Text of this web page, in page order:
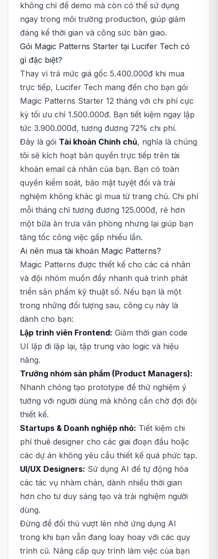
không chỉ để demo mà còn có thể sử dụng
ngay trong môi trường production, giúp giảm
đáng kể thời gian và công sức bàn giao.
Gói Magic Patterns Starter tại Lucifer Tech có
gì đặc biệt?
Thay vì trả mức giá gốc 5.400.000đ khi mua
trực tiếp, Lucifer Tech mang đến cho bạn gói
Magic Patterns Starter 12 tháng với chi phí cực
kỳ tối ưu chỉ 1.500.000đ. Bạn tiết kiệm ngay lập
tức 3.900.000đ, tương đương 72% chi phí.
Đây là gói Tài khoản Chính chủ, nghĩa là chúng
tôi sẽ kích hoạt bản quyền trực tiếp trên tài
khoản email cá nhân của bạn. Bạn có toàn
quyền kiểm soát, bảo mật tuyệt đối và trải
nghiệm không khác gì mua từ trang chủ. Chi phí
mỗi tháng chỉ tương đương 125.000đ, rẻ hơn
một bữa ăn trưa văn phòng nhưng lại giúp bạn
tăng tốc công việc gấp nhiều lần.
Ai nên mua tài khoản Magic Patterns?
Magic Patterns được thiết kế cho các cá nhân
và đội nhóm muốn đẩy nhanh quá trình phát
triển sản phẩm kỹ thuật số. Nếu bạn là một
trong những đối tượng sau, công cụ này là
dành cho bạn:
Lập trình viên Frontend: Giảm thời gian code
UI lặp đi lặp lại, tập trung vào logic và hiệu
năng.
Trưởng nhóm sản phẩm (Product Managers):
Nhanh chóng tạo prototype để thử nghiệm ý
tưởng với người dùng mà không cần chờ đợi đội
thiết kế.
Startups & Doanh nghiệp nhỏ: Tiết kiệm chi
phí thuê designer cho các giai đoạn đầu hoặc
các dự án không yêu cầu thiết kế quá phức tạp.
UI/UX Designers: Sử dụng AI để tự động hóa
các tác vụ nhàm chán, dành nhiều thời gian
hơn cho tư duy sáng tạo và trải nghiệm người
dùng.
Đừng để đối thủ vượt lên nhờ ứng dụng AI
trong khi bạn vẫn đang loay hoay với các quy
trình cũ. Nâng cấp quy trình làm việc của bạn